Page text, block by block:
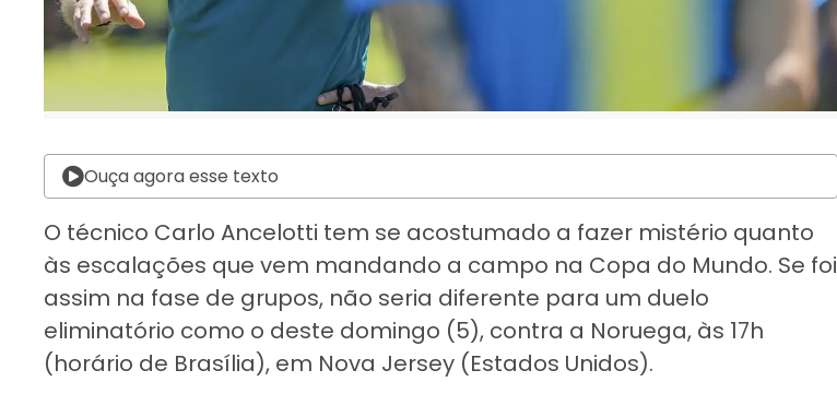
Ouça agora esse texto
O técnico Carlo Ancelotti tem se acostumado a fazer mistério quanto
às escalações que vem mandando a campo na Copa do Mundo. Se foi
assim na fase de grupos, não seria diferente para um duelo
eliminatório como o deste domingo (5), contra a Noruega, às 17h
(horário de Brasília), em Nova Jersey (Estados Unidos).